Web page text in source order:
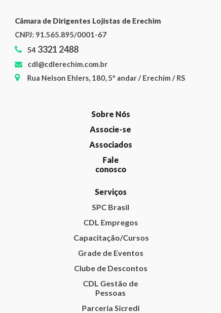
Câmara de Dirigentes Lojistas de Erechim
CNPJ: 91.565.895/0001-67
54 3321 2488
cdl@cdlerechim.com.br
Rua Nelson Ehlers, 180, 5º andar / Erechim / RS
Sobre Nós
Associe-se
Associados
Fale
conosco
Serviços
SPC Brasil
CDL Empregos
Capacitação/Cursos
Grade de Eventos
Clube de Descontos
CDL Gestão de
Pessoas
Parceria Sicredi